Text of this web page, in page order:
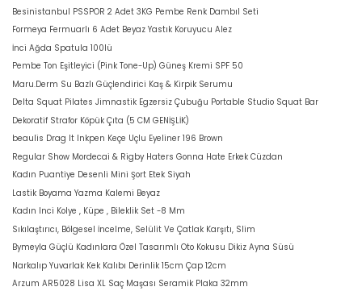
Besinistanbul PSSPOR 2 Adet 3KG Pembe Renk Dambıl Seti
Formeya Fermuarlı 6 Adet Beyaz Yastık Koruyucu Alez
İnci Ağda Spatula 100lü
Pembe Ton Eşitleyici (Pink Tone-Up) Güneş Kremi SPF 50
Maru.Derm Su Bazlı Güçlendirici Kaş & Kirpik Serumu
Delta Squat Pilates Jimnastik Egzersiz Çubuğu Portable Studio Squat Bar
Dekoratif Strafor Köpük Çıta (5 CM GENİŞLİK)
beaulis Drag It Inkpen Keçe Uçlu Eyeliner 196 Brown
Regular Show Mordecai & Rigby Haters Gonna Hate Erkek Cüzdan
Kadın Puantiye Desenli Mini Şort Etek Siyah
Lastik Boyama Yazma Kalemi Beyaz
Kadın Inci Kolye , Küpe , Bileklik Set -8 Mm
Sıkılaştırıcı, Bölgesel İncelme, Selülit Ve Çatlak Karşıtı, Slim
Bymeyla Güçlü Kadınlara Özel Tasarımlı Oto Kokusu Dikiz Ayna Süsü
Narkalıp Yuvarlak Kek Kalıbı Derinlik 15cm Çap 12cm
Arzum AR5028 Lisa XL Saç Maşası Seramik Plaka 32mm